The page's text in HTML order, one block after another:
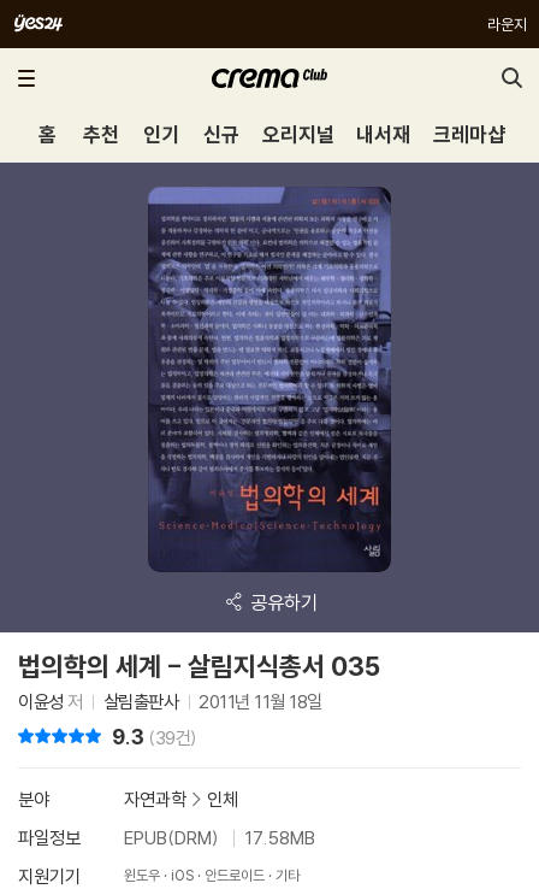
라운지
홈 추천 인기 신규 오리지널 내서재 크레마샵
공유하기
법의학의 세계 - 살림지식총서 035
이윤성 저 살림출판사 2011년 11월 18일
9.3 (39건)
분야 자연과학 > 인체
파일정보
EPUB(DRM)
17.58MB
지원기기
윈도우 iOS 안드로이드 기타